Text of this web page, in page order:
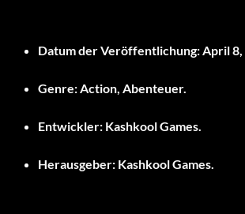
Datum der Veröffentlichung:April 8,
Genre:Action, Abenteuer.
Entwickler: Kashkool Games.
Herausgeber: Kashkool Games.